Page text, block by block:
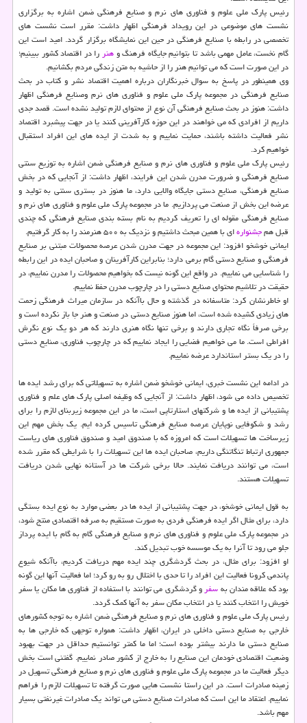
رئیس پارک ملی علوم و فناوری های نرم و صنایع فرهنگی ضمن اشاره به برگزاری
نشست های موضوعی در این رویداد فرهنگی اظهار داشت: مقرر است نشست های
تخصصی در رابطه با صنایع فرهنگی در حین این نمایشگاه برگزار گردد. امید است این
گام نخست، عامل مهمی باشد تا بتوانیم جایگاه فرهنگ و هنر را در اقتصاد کشور ببینیم؛
در این صورت است که می توانیم هنر را از حاشیه به متن زندگی مردم بکشانیم.
وی همینطور در پاسخ به سوال خبرنگاران درباره اهمیت اقتصاد نشر و کتاب در بحث
صنایع فرهنگی در مجموعه پارک ملی علوم و فناوری های نرم وصنایع فرهنگی اظهار
داشت: هنوز در بحث صنایع فرهنگی آن نوع از محتوای لازم تولید نشده است. قصد جدی
داریم از افرادی که می خواهند در این حوزه کارآفرینی کنند یا در جهت پیشبرد اقتصاد
نشر فعالیت داشته باشند، حمایت نماییم و به شدت از ایده های این افراد استقبال
خواهیم کرد.
رئیس پارک ملی علوم و فناوری های نرم و صنایع فرهنگی ضمن اشاره به توزیع سنتی
صنایع فرهنگی و ضرورت مدرن شدن این فرایند، اظهار داشت: از آنجایی که در بخش
صنایع فرهنگی، صنایع دستی جایگاه والایی دارد، ما هنوز در بستری سنتی به تولید و
عرضه این بخش از صنعت می پردازیم. ما در مجموعه پارک ملی علوم و فناوری های نرم و
صنایع فرهنگی مقوله ای را تعریف کردیم به نام بسته بندی صنایع فرهنگی که چندی
قبل همجشنوارهای با همین مبحث داشتیم و نزدیک به ۵۰۰ هنرمند را به کار گرفتیم.
ایمانی خوشخو افزود: این مجموعه در جهت مدرن شدن عرصه محصولات مبتنی بر صنایع
فرهنگی و صنایع دستی گام برمی دارد؛ بنابراین کارآفرینان و صاحبان ایده در این رابطه
را شناسایی می نماییم. در واقع این گونه نیست که بخواهیم محصولات را مدرن نماییم، در
حقیقت در تلاشیم محتوای صنایع دستی را در چارچوب مدرن حفظ نماییم.
او خاطرنشان کرد: متاسفانه در گذشته و حال باآنکه در سازمان میراث فرهنگی زحمت
های زیادی کشیده شده است، اما هنوز صنایع دستی در صنعت و هنر جا باز نکرده است و
برخی صرفاً نگاه تجاری دارند و برخی تنها نگاه هنری دارند که هر دو یک نوع نگرش
افراطی است. ما می خواهیم فضایی را ایجاد نماییم که در چارچوب فناوری، صنایع دستی
را در یک بستر استاندارد عرضه نماییم.
در ادامه این نشست خبری، ایمانی خوشخو ضمن اشاره به تسهیلاتی که برای رشد ایده ها
تخصیص داده می شود، اظهار داشت: از آنجایی که وظیفه اصلی پارک های علم و فناوری
پشتیبانی از ایده ها و شرکتهای استارتاپی است، ما در این مجموعه زیربنای لازم را برای
رشد و شکوفایی نوپایان عرصه صنایع فرهنگی تاسیس کرده ایم. یک بخش مهم این
زیرساخت ها تسهیلات است که امروزه که با صندوق امید و صندوق فناوری های ریاست
جمهوری ارتباط تنگاتنگی داریم، صاحبان ایده ها این تسهیلات را با شرایطی که مقرر شده
است، می توانند دریافت نمایند. حالا برخی شرکت ها در آستانه نهایی شدن دریافت
تسهیلات هستند.
به قول ایمانی خوشخو، در جهت پشتیبانی از ایده ها در بعضی موارد به نوع ایده بستگی
دارد، برای مثال اگر ایده فرهنگی فردی به صورت مستقیم به صرفه اقتصادی منتج شود،
در مجموعه پارک ملی علوم و فناوری های نرم و صنایع فرهنگی گام به گام با ایده پرداز
جلو می رود تا آنرا به یک موسسه خوب تبدیل کند.
او افزود: برای مثال، در بحث گردشگری چند ایده مهم دریافت کردیم، باآنکه شیوع
پاندمی کرونا فعالیت این افراد را تا حدی با اختلال رو به رو کرد؛ اما فعالیت آنها این گونه
بود که علاقه مندان بهسفر و گردشگری می توانند با استفاده از فناوری ها مکان یا سفر
خویش را انتخاب کنند یا در انتخاب مکان سفر به آنها کمک گردد.
رئیس پارک ملی علوم و فناوری های نرم و صنایع فرهنگی ضمن اشاره به توجه کشورهای
خارجی به صنایع دستی داخلی در ایران، اظهار داشت: همواره توجهی که خارجی ها به
صنایع دستی ما دارند بیشتر بوده است؛ اما ما کمتر توانستیم حداقل در جهت بهبود
وضعیت اقتصادی خودمان این صنایع را به خارج از کشور صادر نماییم. گفتنی است بخش
دیگر فعالیت ما در مجموعه پارک ملی علوم و فناوری های نرم و صنایع فرهنگی تسهیل در
زمینه صادرات است. در این راستا نشست هایی صورت گرفته تا تسهیلات لازم را فراهم
نماییم. اعتقاد ما این است که صادرات صنایع دستی می تواند یک صادرات غیرنفتی بسیار
مهم باشد.